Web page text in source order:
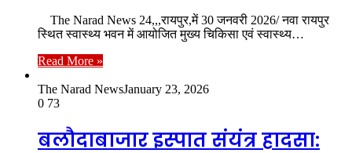
The Narad News 24,,,रायपुर,में 30 जनवरी 2026/ नवा रायपुर
स्थित स्वास्थ्य भवन में आयोजित मुख्य चिकिसा एवं स्वास्थ्य…
Read More »
The Narad NewsJanuary 23, 2026
0 73
बलौदाबाजार इस्पात संयंत्र हादसा: